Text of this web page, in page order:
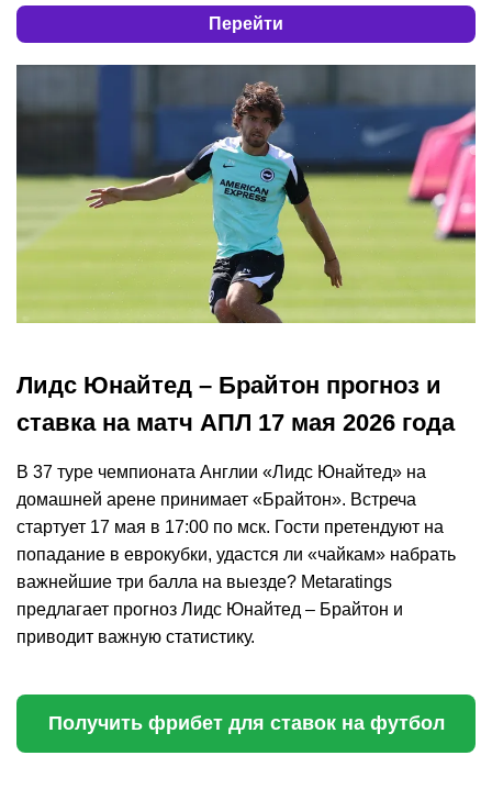
Перейти
Лидс Юнайтед – Брайтон прогноз и
ставка на матч АПЛ 17 мая 2026 года
В 37 туре чемпионата Англии «Лидс Юнайтед» на
домашней арене принимает «Брайтон». Встреча
стартует 17 мая в 17:00 по мск. Гости претендуют на
попадание в еврокубки, удастся ли «чайкам» набрать
важнейшие три балла на выезде? Metaratings
предлагает прогноз Лидс Юнайтед – Брайтон и
приводит важную статистику.
Получить фрибет для ставок на футбол